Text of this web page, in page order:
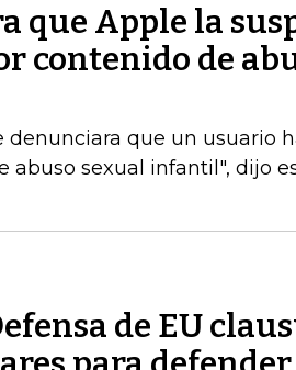
que Apple la
contenido de
denunciara que un usuario
abuso sexual infantil", dijo
de EU